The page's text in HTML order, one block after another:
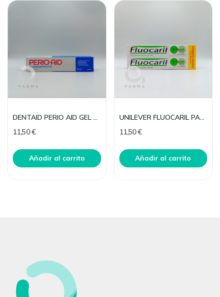
DENTAID PERIO AID GEL DENTIFR TRATAMIENT 0.12 75
11,50 €
Añadir al carrito
UNILEVER FLUOCARIL PACK 125ML. 2 UNIDADES
11,50 €
Añadir al carrito